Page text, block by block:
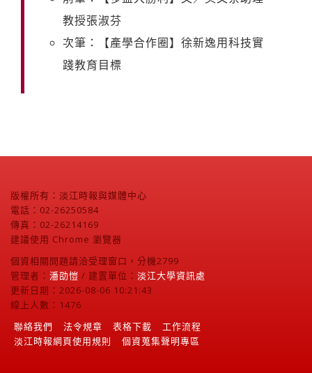
教授張淑芬
次筆：【產學合作圈】徐新逸用科技實
踐教育目標
版權所有：淡江時報與媒體中心
電話：02-26250584
傳真：02-26214169
建議使用 Chrome 瀏覽器
個資相關問題請洽受理窗口，分機2799
管理者： 潘劭愷 / 建置單位： 淡江大學資訊處
更新日期：2026-08-06 10:21:43
線上人數：1476
聯絡我們
法令規章 表格下載
工作流程
淡江時報網頁使用規則
個資蒐集聲明專區